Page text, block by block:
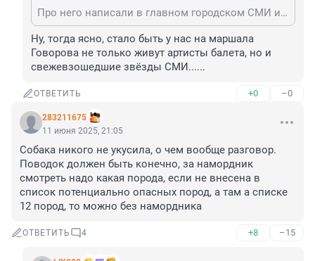
Про него написали в главном городском СМИ и он стал звездой.
Ну, тогда ясно, стало быть у нас на маршала
Говорова не только живут артисты балета, но и
свежевзошедшие звёзды СМИ......
ОТВЕТИТЬ +0 –0
283211675
11 июня 2025, 21:05
Собака никого не укусила, о чем вообще разговор.
Поводок должен быть конечно, за намордник
смотреть надо какая порода, если не внесена в
список потенциально опасных пород, а там а списке
12 пород, то можно без намордника
ОТВЕТИТЬ 4 +8 –15